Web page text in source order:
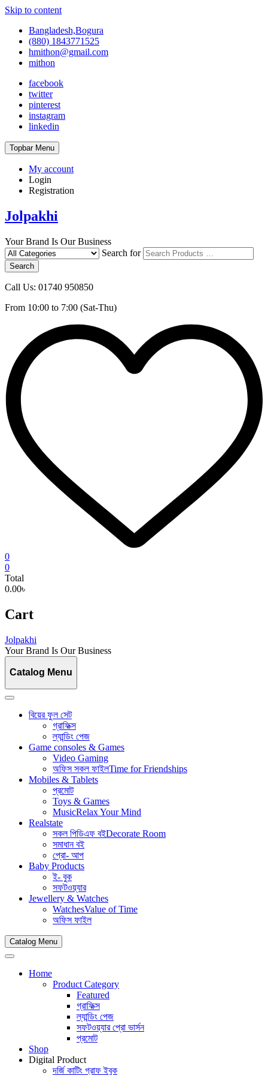
Skip to content
Bangladesh,Bogura
(880) 1843771525
hmithon@gmail.com
mithon
facebook
twitter
pinterest
instagram
linkedin
Topbar Menu
My account
Login
Registration
Jolpakhi
Your Brand Is Our Business
Search for
Search
Call Us: 01740 950850
From 10:00 to 7:00 (Sat-Thu)
0
0
Total
0.00৳
Cart
Jolpakhi
Your Brand Is Our Business
Catalog Menu
বিয়ের ফুল সেট
গ্রাফিক্স
ল্যান্ডিং পেজ
Game consoles & Games
Video Gaming
অফিস সকল ফাইলTime for Friendships
Mobiles & Tablets
প্রমোট
Toys & Games
MusicRelax Your Mind
Realstate
সকল পিডিএফ বইDecorate Room
সমাধান বই
প্রো- আপ
Baby Products
ই- বুক
সফটওয়্যার
Jewellery & Watches
WatchesValue of Time
অফিস ফাইল
Catalog Menu
Home
Product Category
Featured
গ্রাফিক্স
ল্যান্ডিং পেজ
সফটওয়্যার প্রো ভার্সন
প্রমোট
Shop
Digital Product
দর্জি কাটিং গ্রাফ ইবুক